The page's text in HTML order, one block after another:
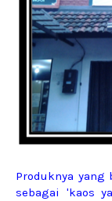
Produknya
sebagai 'kaos